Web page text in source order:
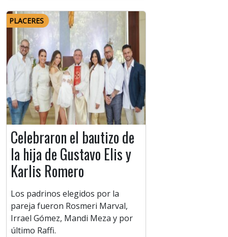
PLACERES
Celebraron el bautizo de
la hija de Gustavo Elis y
Karlis Romero
Los padrinos elegidos por la
pareja fueron Rosmeri Marval,
Irrael Gómez, Mandi Meza y por
último Raffi.